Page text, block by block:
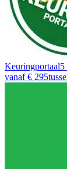
Keuringportaal5
vanaf € 295